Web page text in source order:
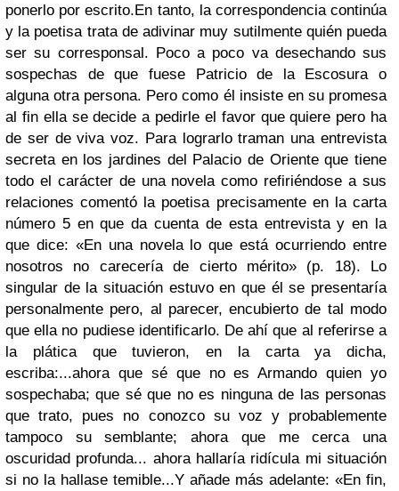
ponerlo por escrito.En tanto, la correspondencia continúa
y la poetisa trata de adivinar muy sutilmente quién pueda
ser su corresponsal. Poco a poco va desechando sus
sospechas de que fuese Patricio de la Escosura o
alguna otra persona. Pero como él insiste en su promesa
al fin ella se decide a pedirle el favor que quiere pero ha
de ser de viva voz. Para lograrlo traman una entrevista
secreta en los jardines del Palacio de Oriente que tiene
todo el carácter de una novela como refiriéndose a sus
relaciones comentó la poetisa precisamente en la carta
número 5 en que da cuenta de esta entrevista y en la
que dice: «En una novela lo que está ocurriendo entre
nosotros no carecería de cierto mérito» (p. 18). Lo
singular de la situación estuvo en que él se presentaría
personalmente pero, al parecer, encubierto de tal modo
que ella no pudiese identificarlo. De ahí que al referirse a
la plática que tuvieron, en la carta ya dicha,
escriba:...ahora que sé que no es Armando quien yo
sospechaba; que sé que no es ninguna de las personas
que trato, pues no conozco su voz y probablemente
tampoco su semblante; ahora que me cerca una
oscuridad profunda... ahora hallaría ridícula mi situación
si no la hallase temible...Y añade más adelante: «En fin,